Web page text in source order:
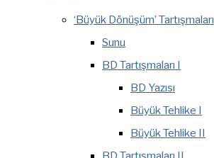
‘Büyük Dönüşüm’ Tartışmaları
Sunu
BD Tartışmaları I
BD Yazısı
Büyük Tehlike I
Büyük Tehlike II